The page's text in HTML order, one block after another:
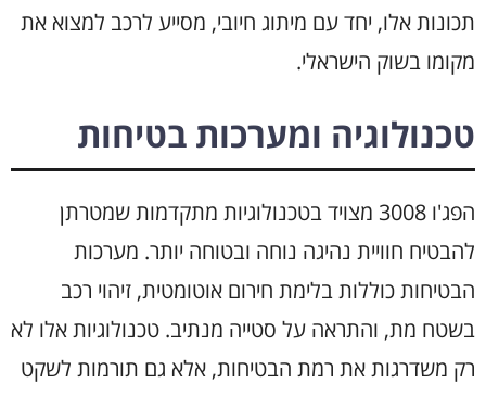
תכונות אלו, יחד עם מיתוג חיובי, מסייע לרכב למצוא את
מקומו בשוק הישראלי.
טכנולוגיה ומערכות בטיחות
הפג'ו 3008 מצויד בטכנולוגיות מתקדמות שמטרתן
להבטיח חוויית נהיגה נוחה ובטוחה יותר. מערכות
הבטיחות כוללות בלימת חירום אוטומטית, זיהוי רכב
בשטח מת, והתראה על סטייה מנתיב. טכנולוגיות אלו לא
רק משדרגות את רמת הבטיחות, אלא גם תורמות לשקט